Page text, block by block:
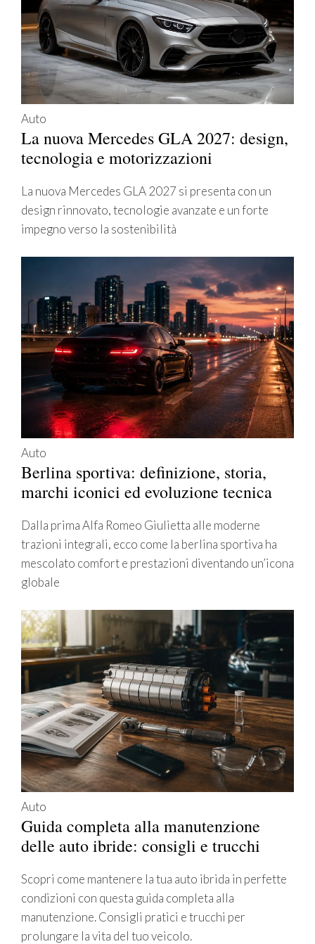
Auto
La nuova Mercedes GLA 2027: design,
tecnologia e motorizzazioni
La nuova Mercedes GLA 2027 si presenta con un
design rinnovato, tecnologie avanzate e un forte
impegno verso la sostenibilità
Auto
Berlina sportiva: definizione, storia,
marchi iconici ed evoluzione tecnica
Dalla prima Alfa Romeo Giulietta alle moderne
trazioni integrali, ecco come la berlina sportiva ha
mescolato comfort e prestazioni diventando un’icona
globale
Auto
Guida completa alla manutenzione
delle auto ibride: consigli e trucchi
Scopri come mantenere la tua auto ibrida in perfette
condizioni con questa guida completa alla
manutenzione. Consigli pratici e trucchi per
prolungare la vita del tuo veicolo.